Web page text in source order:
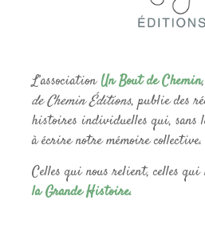
L’association Un Bout de Chemin
de Chemin Éditions, publie des
histoires individuelles qui, sans
à écrire notre mémoire collective.
Celles qui nous relient, celles qui
la Grande Histoire.